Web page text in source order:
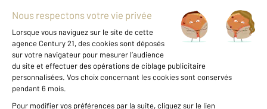
Mentions légales & CGU et Barèmes d'honoraires
Données personnelles
Gestionnaire des cookies